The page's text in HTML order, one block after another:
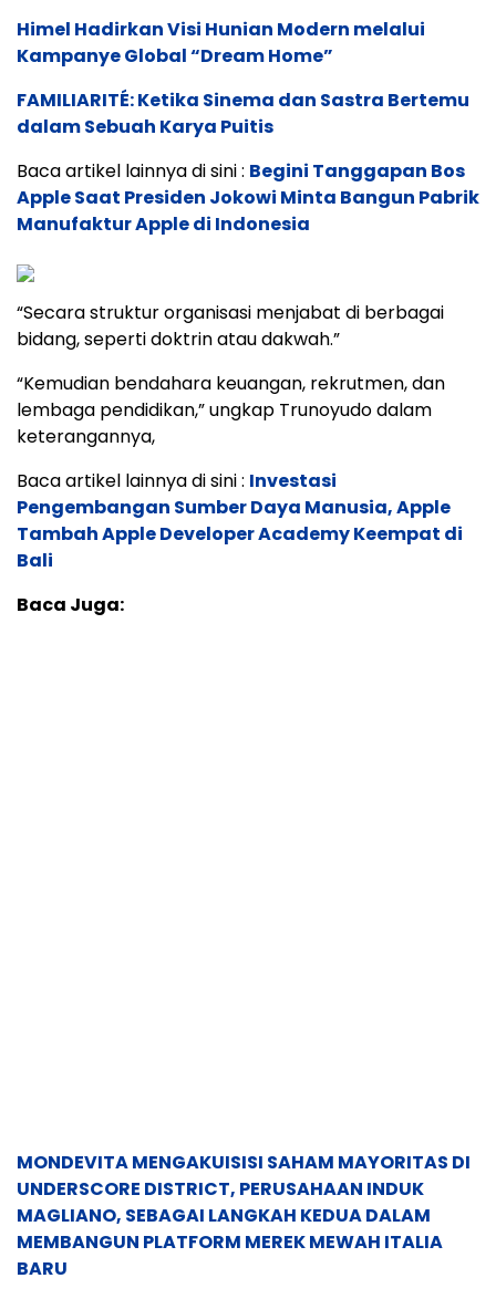
Himel Hadirkan Visi Hunian Modern melalui
Kampanye Global “Dream Home”
FAMILIARITÉ: Ketika Sinema dan Sastra Bertemu
dalam Sebuah Karya Puitis
Baca artikel lainnya di sini : Begini Tanggapan Bos
Apple Saat Presiden Jokowi Minta Bangun Pabrik
Manufaktur Apple di Indonesia
“Secara struktur organisasi menjabat di berbagai
bidang, seperti doktrin atau dakwah.”
“Kemudian bendahara keuangan, rekrutmen, dan
lembaga pendidikan,” ungkap Trunoyudo dalam
keterangannya,
Baca artikel lainnya di sini : Investasi
Pengembangan Sumber Daya Manusia, Apple
Tambah Apple Developer Academy Keempat di
Bali
Baca Juga:
MONDEVITA MENGAKUISISI SAHAM MAYORITAS DI
UNDERSCORE DISTRICT, PERUSAHAAN INDUK
MAGLIANO, SEBAGAI LANGKAH KEDUA DALAM
MEMBANGUN PLATFORM MEREK MEWAH ITALIA
BARU